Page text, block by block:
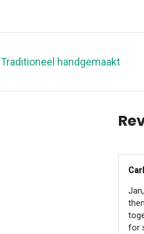
Traditioneel handgemaakt
for